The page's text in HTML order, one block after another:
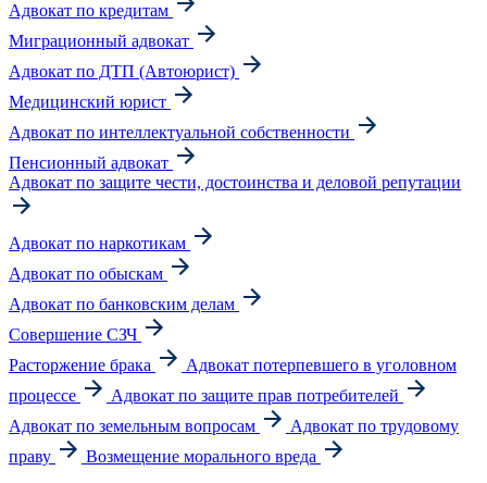
Адвокат по кредитам
Миграционный адвокат
Адвокат по ДТП (Автоюрист)
Медицинский юрист
Адвокат по интеллектуальной собственности
Пенсионный адвокат
Адвокат по защите чести, достоинства и деловой репутации
Адвокат по наркотикам
Адвокат по обыскам
Адвокат по банковским делам
Совершение СЗЧ
Расторжение брака
Адвокат потерпевшего в уголовном
процессе
Адвокат по защите прав потребителей
Адвокат по земельным вопросам
Адвокат по трудовому
праву
Возмещение морального вреда